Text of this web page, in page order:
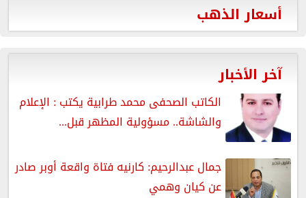
أسعار الذهب
آخر الأخبار
الكاتب الصحفى محمد طرابية يكتب : الإعلام
والشاشة.. مسؤولية المظهر قبل...
جمال عبدالرحيم: كارنيه فتاة واقعة أوبر صادر
عن كيان وهمي